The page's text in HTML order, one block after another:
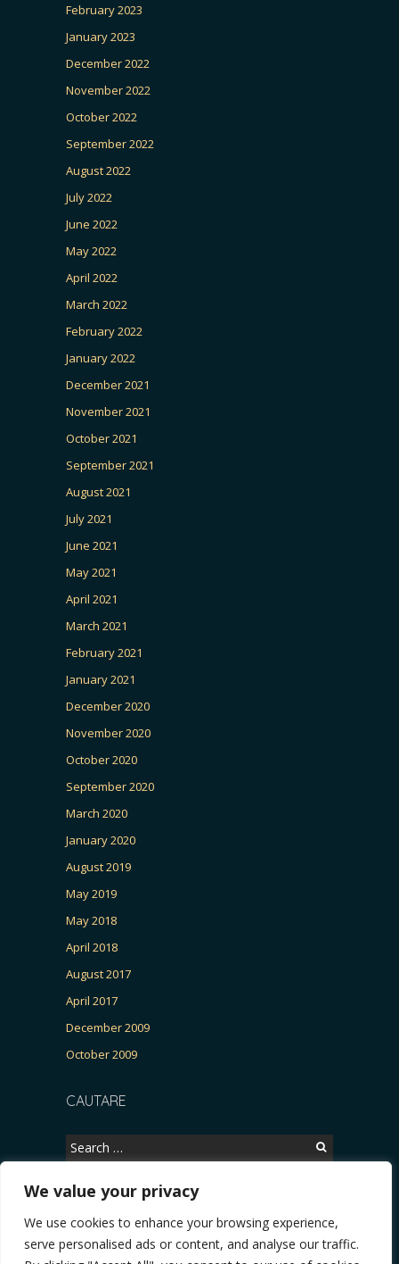
We value your privacy
We use cookies to enhance your browsing experience,
serve personalised ads or content, and analyse our traffic.
February 2023
January 2023
December 2022
November 2022
October 2022
September 2022
August 2022
July 2022
June 2022
May 2022
April 2022
March 2022
February 2022
January 2022
December 2021
November 2021
October 2021
September 2021
August 2021
July 2021
June 2021
May 2021
April 2021
March 2021
February 2021
January 2021
December 2020
November 2020
October 2020
September 2020
March 2020
January 2020
August 2019
May 2019
May 2018
April 2018
August 2017
April 2017
December 2009
October 2009
CAUTARE
Search
for:
Copyright © 2026, CERTITUDINEA.
Patria, parlamentarele și presa * VIDEO. Viata lui Eminescu (Necenzurat).